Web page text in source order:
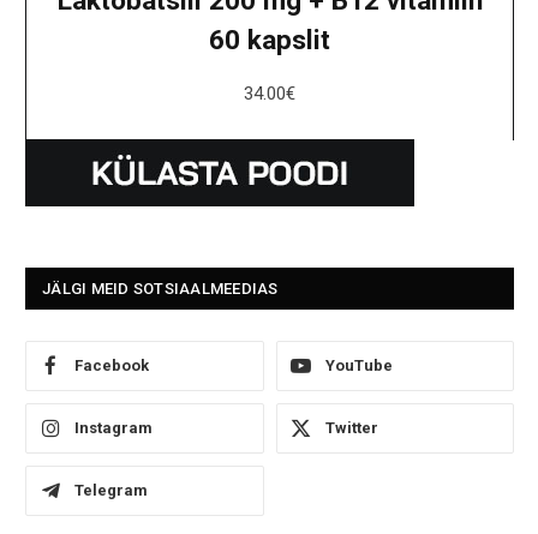
60 kapslit
34.00€
JÄLGI MEID SOTSIAALMEEDIAS
Facebook YouTube
Instagram Twitter
Telegram